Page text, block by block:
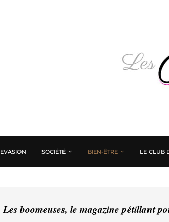
EVASION SOCIÉTÉ BIEN-ÊTRE LE CLUB
Les boomeuses, le magazine pétillant